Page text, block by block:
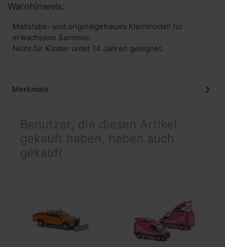
Warnhinweis:
Maßstabs- und originalgetreues Kleinmodell für
erwachsene Sammler.
Nicht für Kinder unter 14 Jahren geeignet.
Merkmale
Benutzer, die diesen Artikel
gekauft haben, haben auch
gekauft